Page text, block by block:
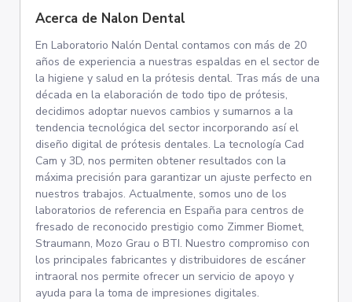
Acerca de Nalon Dental
En Laboratorio Nalón Dental contamos con más de 20
años de experiencia a nuestras espaldas en el sector de
la higiene y salud en la prótesis dental. Tras más de una
década en la elaboración de todo tipo de prótesis,
decidimos adoptar nuevos cambios y sumarnos a la
tendencia tecnológica del sector incorporando así el
diseño digital de prótesis dentales. La tecnología Cad
Cam y 3D, nos permiten obtener resultados con la
máxima precisión para garantizar un ajuste perfecto en
nuestros trabajos. Actualmente, somos uno de los
laboratorios de referencia en España para centros de
fresado de reconocido prestigio como Zimmer Biomet,
Straumann, Mozo Grau o BTI. Nuestro compromiso con
los principales fabricantes y distribuidores de escáner
intraoral nos permite ofrecer un servicio de apoyo y
ayuda para la toma de impresiones digitales.